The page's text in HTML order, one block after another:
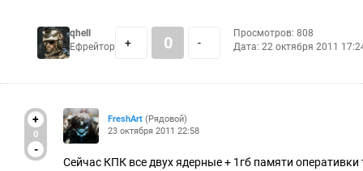
qhell
Ефрейтор
+ 0 -
Просмотров: 808
Дата: 22 октября 2011
+
0
-
FreshArt (Рядовой)
23 октября 2011 22:58
Сейчас КПК все двух ядерные + 1гб памяти